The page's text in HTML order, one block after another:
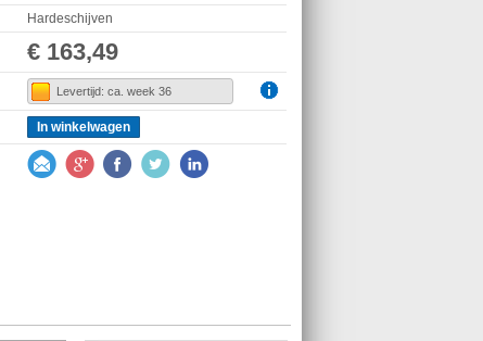
Hardeschijven
€ 163,49
Levertijd: ca. week 36
In winkelwagen